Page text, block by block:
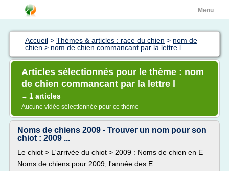
Menu
Accueil > Thèmes & articles : race du chien > nom de
chien > nom de chien commancant par la lettre l
Articles sélectionnés pour le thème : nom
de chien commancant par la lettre l
→ 1 articles
Aucune vidéo sélectionnée pour ce thème
Noms de chiens 2009 - Trouver un nom pour son
chiot : 2009 ...
Le chiot > L'arrivée du chiot > 2009 : Noms de chien en E
Noms de chiens pour 2009, l'année des E